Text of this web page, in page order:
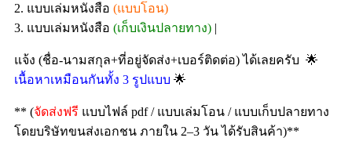
2. แบบเล่มหนังสือ (แบบโอน)
3. แบบเล่มหนังสือ (เก็บเงินปลายทาง) |
แจ้ง (ชื่อ-นามสกุล+ที่อยู่จัดส่ง+เบอร์ติดต่อ) ได้เลยครับ 🌟
เนื้อหาเหมือนกันทั้ง 3 รูปแบบ 🌟
** (จัดส่งฟรี แบบไฟล์ pdf / แบบเล่มโอน / แบบเก็บปลายทาง
โดยบริษัทขนส่งเอกชน ภายใน 2–3 วัน ได้รับสินค้า)**